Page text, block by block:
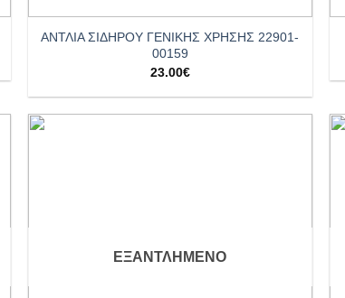
ΑΝΤΛΙΑ ΣΙΔΗΡΟΥ ΓΕΝΙΚΗΣ ΧΡΗΣΗΣ 22901-
00159
23.00€
ΕΞΑΝΤΛΗΜΈΝΟ